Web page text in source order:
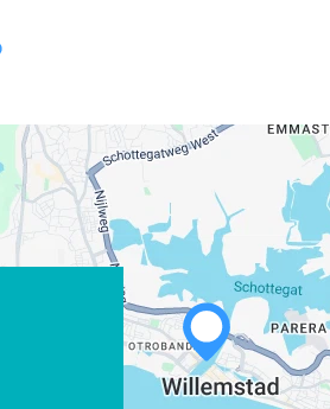
WHATSAPP
FACEBOOK